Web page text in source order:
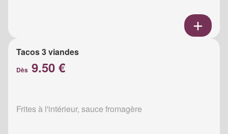
Tacos 3 viandes
Dès 9.50 €
Frites à l'intérieur, sauce fromagère